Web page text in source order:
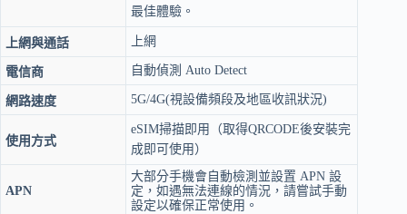
最佳體驗。
上網與通話 上網
電信商 自動偵測 Auto Detect
網路速度 5G/4G(視設備頻段及地區收訊狀況)
使用方式
eSIM掃描即用（取得QRCODE後安裝完
成即可使用）
APN
大部分手機會自動檢測並設置 APN 設
定，如遇無法連線的情況，請嘗試手動
設定以確保正常使用。